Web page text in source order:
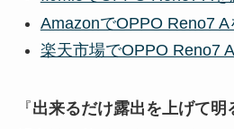
AmazonでOPPO Reno7 A
楽天市場でOPPO Reno7
『出来るだけ露出を上げて明